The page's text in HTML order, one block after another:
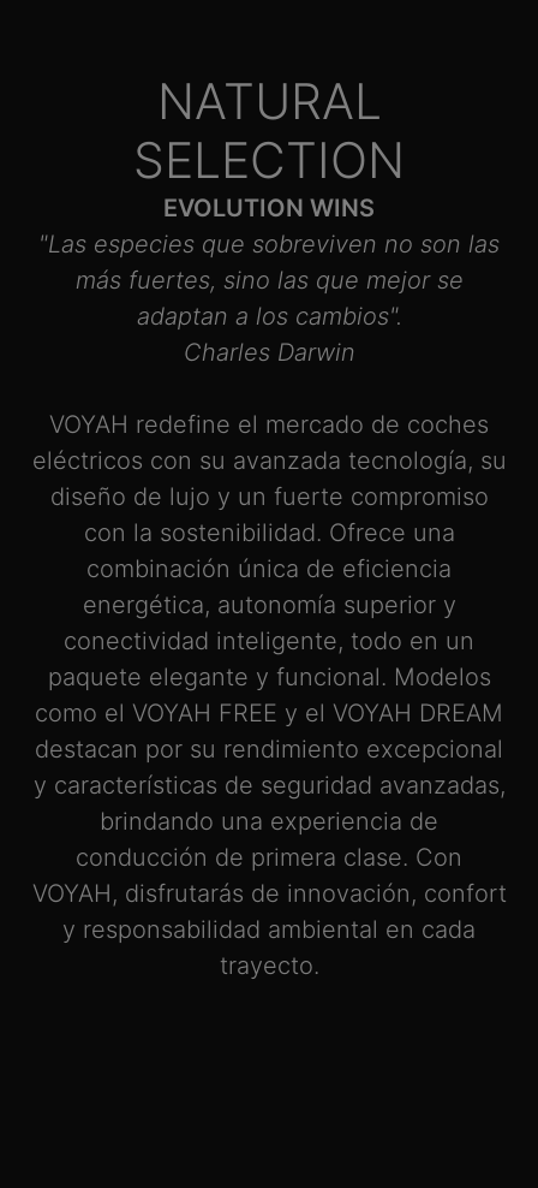
NATURAL
SELECTION
EVOLUTION WINS
"Las especies que sobreviven no son las
más fuertes, sino las que mejor se
adaptan a los cambios".
Charles Darwin
VOYAH redefine el mercado de coches
eléctricos con su avanzada tecnología, su
diseño de lujo y un fuerte compromiso
con la sostenibilidad. Ofrece una
combinación única de eficiencia
energética, autonomía superior y
conectividad inteligente, todo en un
paquete elegante y funcional. Modelos
como el VOYAH FREE y el VOYAH DREAM
destacan por su rendimiento excepcional
y características de seguridad avanzadas,
brindando una experiencia de
conducción de primera clase. Con
VOYAH, disfrutarás de innovación, confort
y responsabilidad ambiental en cada
trayecto.